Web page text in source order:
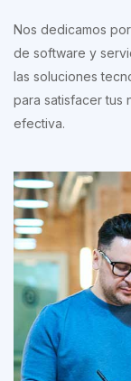
Nos dedicamos
de software y
las soluciones
para satisfacer tus
efectiva.